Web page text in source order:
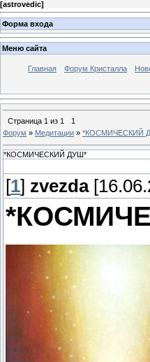
[astrovedic]
Форма входа
Меню сайта
Главная Форум Кристалла
Страница 1 из 1
1
Форум » Медитации » *КОСМИЧЕСКИЙ
*КОСМИЧЕСКИЙ ДУШ*
[1] zvezda